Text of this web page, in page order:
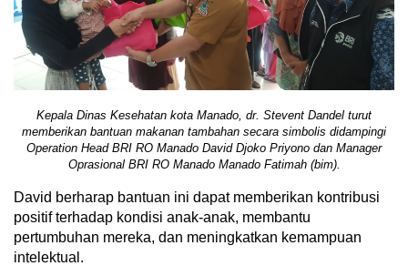
Kepala Dinas Kesehatan kota Manado, dr. Stevent Dandel turut
memberikan bantuan makanan tambahan secara simbolis didampingi
Operation Head BRI RO Manado David Djoko Priyono dan Manager
Oprasional BRI RO Manado Manado Fatimah (bim).
David berharap bantuan ini dapat memberikan kontribusi
positif terhadap kondisi anak-anak, membantu
pertumbuhan mereka, dan meningkatkan kemampuan
intelektual.